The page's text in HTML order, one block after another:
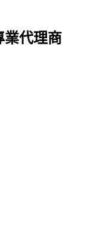
業代理商